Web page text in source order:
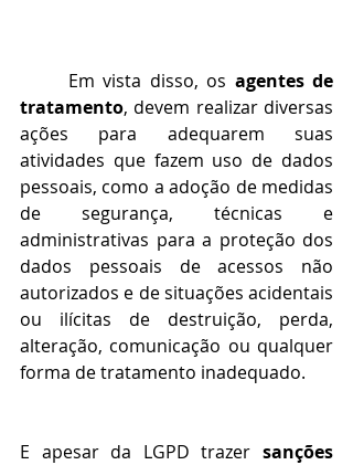
	Em vista disso, os
agentes de
tratamento, devem realizar diversas
ações para adequarem suas
atividades que fazem uso de dados
pessoais, como a adoção de medidas
de segurança, técnicas e
administrativas para a proteção dos
dados pessoais de acessos não
autorizados e de situações acidentais
ou ilícitas de destruição, perda,
alteração, comunicação ou qualquer
forma de tratamento inadequado.
E apesar da LGPD trazer sanções